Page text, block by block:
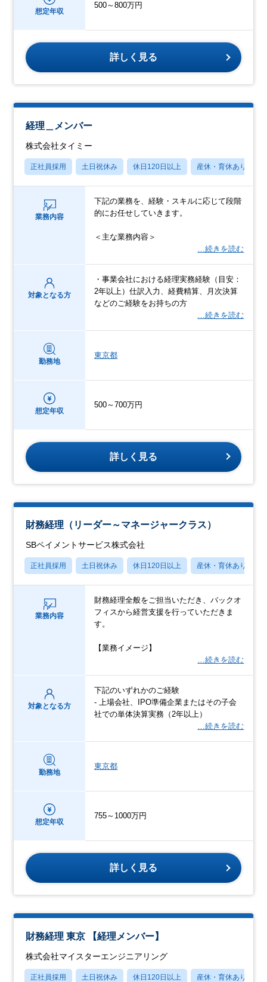
想定年収
500～800万円
詳しく見る
経理＿メンバー
株式会社タイミー
正社員採用 土日祝休み 休日120日以上 産休・育休あり
業務内容
下記の業務を、経験・スキルに応じて段階
的にお任せしていきます。
＜主な業務内容＞
…続きを読む
対象となる方
・事業会社における経理実務経験（目安：
2年以上）仕訳入力、経費精算、月次決算
などのご経験をお持ちの方
…続きを読む
勤務地
東京都
想定年収
500～700万円
詳しく見る
財務経理（リーダー～マネージャークラス）
SBペイメントサービス株式会社
正社員採用 土日祝休み 休日120日以上 産休・育休あり
業務内容
財務経理全般をご担当いただき、バックオ
フィスから経営支援を行っていただきま
す。
【業務イメージ】
…続きを読む
対象となる方
下記のいずれかのご経験
- 上場会社、IPO準備企業またはその子会
社での単体決算実務（2年以上）
…続きを読む
勤務地
東京都
想定年収
755～1000万円
詳しく見る
財務経理 東京 【経理メンバー】
株式会社マイスターエンジニアリング
正社員採用 土日祝休み 休日120日以上 産休・育休あり